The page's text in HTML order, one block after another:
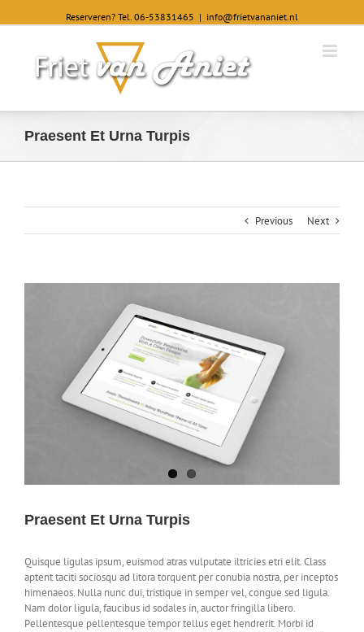
Reserveren? Tel. 06-53831465 | info@frietvananiet.nl
Praesent Et Urna Turpis
Previous Next
Praesent Et Urna Turpis
Quisque ligulas ipsum, euismod atras vulputate iltricies etri elit. Class
aptent taciti sociosqu ad litora torquent per conubia nostra, per inceptos
himenaeos. Nulla nunc dui, tristique in semper vel, congue sed ligula.
Nam dolor ligula, faucibus id sodales in, auctor fringilla libero.
Pellentesque pellentesque tempor tellus eget hendrerit. Morbi id